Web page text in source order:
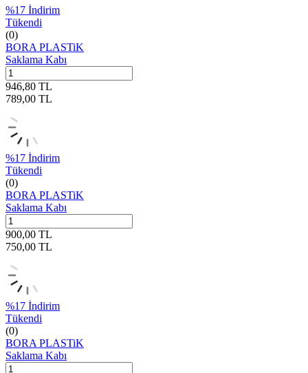
%17 İndirim
Tükendi
(0)
BORA PLASTiK
Saklama Kabı
946,80 TL
789,00 TL
%17 İndirim
Tükendi
(0)
BORA PLASTiK
Saklama Kabı
900,00 TL
750,00 TL
%17 İndirim
Tükendi
(0)
BORA PLASTiK
Saklama Kabı